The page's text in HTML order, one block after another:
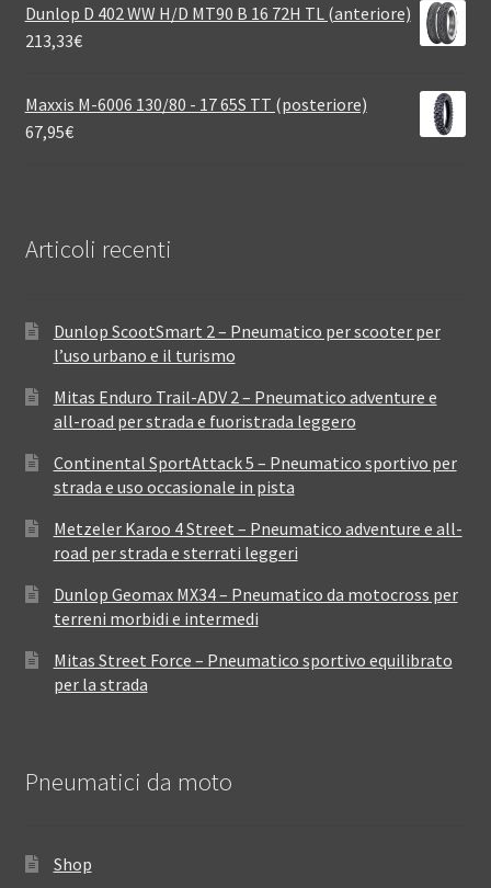
Dunlop D 402 WW H/D MT90 B 16 72H TL (anteriore)
213,33€
Maxxis M-6006 130/80 - 17 65S TT (posteriore)
67,95€
Articoli recenti
Dunlop ScootSmart 2 – Pneumatico per scooter per
l’uso urbano e il turismo
Mitas Enduro Trail-ADV 2 – Pneumatico adventure e
all-road per strada e fuoristrada leggero
Continental SportAttack 5 – Pneumatico sportivo per
strada e uso occasionale in pista
Metzeler Karoo 4 Street – Pneumatico adventure e all-
road per strada e sterrati leggeri
Dunlop Geomax MX34 – Pneumatico da motocross per
terreni morbidi e intermedi
Mitas Street Force – Pneumatico sportivo equilibrato
per la strada
Pneumatici da moto
Shop